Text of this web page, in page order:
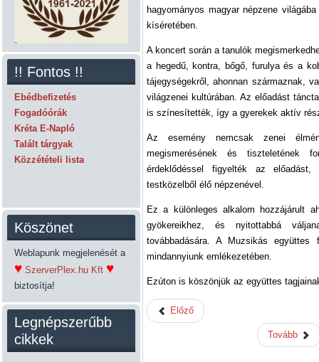
!! Fontos !!
Ebédbefizetés
Fogadóórák
Kréta E-Napló
Talált tárgyak
Közzétételi lista
Köszönet
Weblapunk megjelenését a
♥ SzerverPlex.hu Kft ♥
biztosítja!
Legnépszerűbb
cikkek
hagyományos magyar népzene
kíséretében.
A koncert során a tanulók
a hegedű, kontra, bőgő, furulya és a
tájegységekről, ahonnan származnak,
világzenei kultúrában. Az előadást
is színesítették, így a gyerekek aktív
Az esemény nemcsak zenei
megismerésének és tiszteletének
érdeklődéssel figyelték az
testközelből élő népzenével.
Ez a különleges alkalom hozzájárult
gyökereikhez, és nyitottabbá
továbbadására. A Muzsikás együttes
mindannyiunk emlékezetében.
Ezúton is köszönjük az együttes
Előző
Tovább